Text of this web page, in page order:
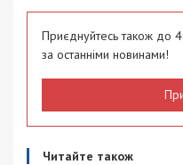
Приєднуйтесь також до
за останніми новинами!
Читайте також